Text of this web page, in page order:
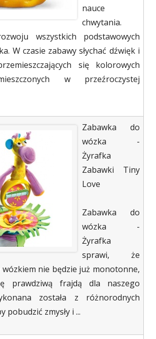
nauce
chwytania.
wszystkich podstawowych
W czasie zabawy słychać dźwięk i
się kolorowych
w przeźroczystej
Zabawka do
wózka -
Żyrafka
Zabawki Tiny
Love
Zabawka do
wózka -
Żyrafka
sprawi, że
nie będzie już monotonne,
prawdziwą frajdą dla naszego
została z różnorodnych
pobudzić zmysły i ...